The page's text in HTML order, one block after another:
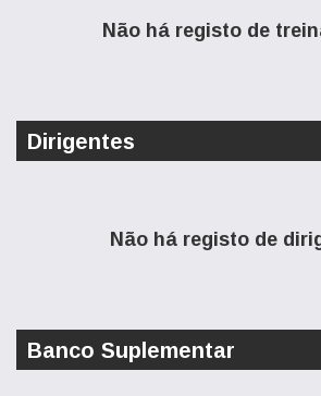
Não há registo de
Dirigentes
Não há registo de
Banco Suplementar